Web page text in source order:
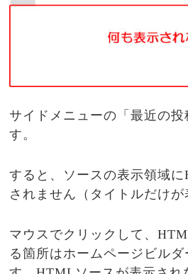
サイドメニューの「最近の投
す。
すると、ソースの表示領域
されません（タイトルだけが
マウスでクリックして、
る箇所はホームページビルダ